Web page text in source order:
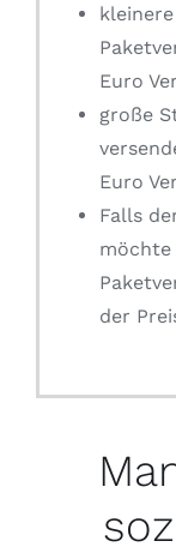
Euro
große
Euro
Falls
möchte
der